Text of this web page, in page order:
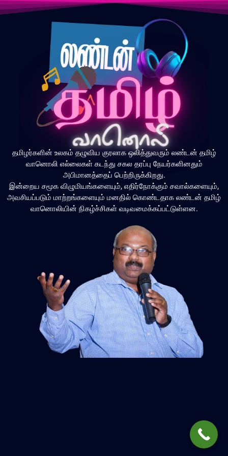
தமிழர்களின் உலகம் தழுவிய குரலாக ஒலித்துவரும் லண்டன் தமிழ்
வானொலி எல்லைகள் கடந்து சகல தரப்பு நேயர்களினதும்
அபிமானத்தைப் பெற்றிருக்கிறது.
இன்றைய சமூக விழுமியங்களையும், எதிர்நோக்கும் சவால்களையும்,
அவசியப்படும் மாற்றங்களையும் மனதில் கொண்டதாக லண்டன் தமிழ்
வானொலியின் நிகழ்ச்சிகள் வடிவமைக்கப்பட்டுள்ளன.